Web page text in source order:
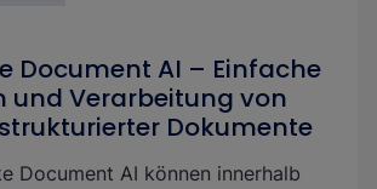
Document AI – Einfache
und Verarbeitung von
Dokumente
Document AI können innerhalb